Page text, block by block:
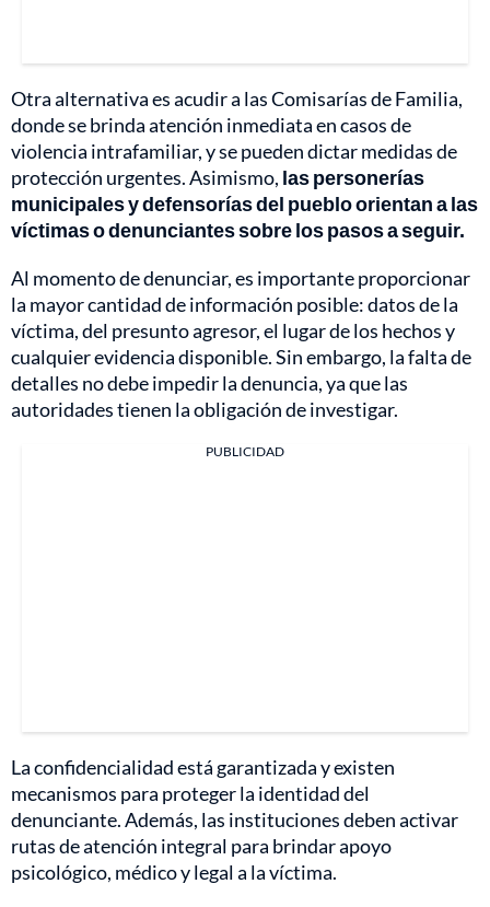
Otra alternativa es acudir a las Comisarías de Familia,
donde se brinda atención inmediata en casos de
violencia intrafamiliar, y se pueden dictar medidas de
protección urgentes. Asimismo, las personerías
municipales y defensorías del pueblo orientan a las
víctimas o denunciantes sobre los pasos a seguir.
Al momento de denunciar, es importante proporcionar
la mayor cantidad de información posible: datos de la
víctima, del presunto agresor, el lugar de los hechos y
cualquier evidencia disponible. Sin embargo, la falta de
detalles no debe impedir la denuncia, ya que las
autoridades tienen la obligación de investigar.
PUBLICIDAD
La confidencialidad está garantizada y existen
mecanismos para proteger la identidad del
denunciante. Además, las instituciones deben activar
rutas de atención integral para brindar apoyo
psicológico, médico y legal a la víctima.